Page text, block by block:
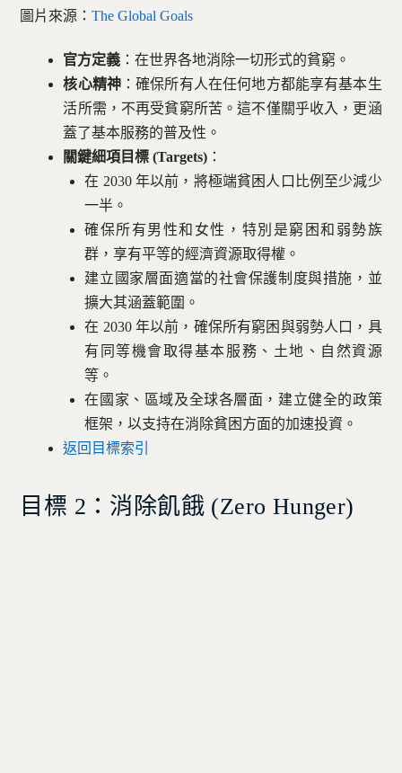
圖片來源：The Global Goals
官方定義 ：在世界各地消除一切形式的貧窮。
核心精神 ：確保所有人在任何地方都能享有基本生
活所需，不再受貧窮所苦。這不僅關乎收入，更涵
蓋了基本服務的普及性。
關鍵細項目標 (Targets) ：
在 2030 年以前，將極端貧困人口比例至少減少
一半。
確保所有男性和女性，特別是窮困和弱勢族
群，享有平等的經濟資源取得權。
建立國家層面適當的社會保護制度與措施，並
擴大其涵蓋範圍。
在 2030 年以前，確保所有窮困與弱勢人口，具
有同等機會取得基本服務、土地、自然資源
等。
在國家、區域及全球各層面，建立健全的政策
框架，以支持在消除貧困方面的加速投資。
返回目標索引
目標 2：消除飢餓 (Zero Hunger)